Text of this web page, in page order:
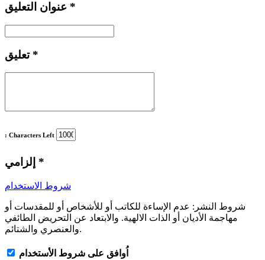
*
تعليق *
: Characters Left
*
شروط الاستخدام
شروط النشر: عدم الإساءة للكاتب أو للأشخاص أو للمقدسات أو
مهاجمة الأديان أو الذات الالهية. والابتعاد عن التحريض الطائفي
والعنصري والشتائم.
اُوافق على شروط الأستخدام